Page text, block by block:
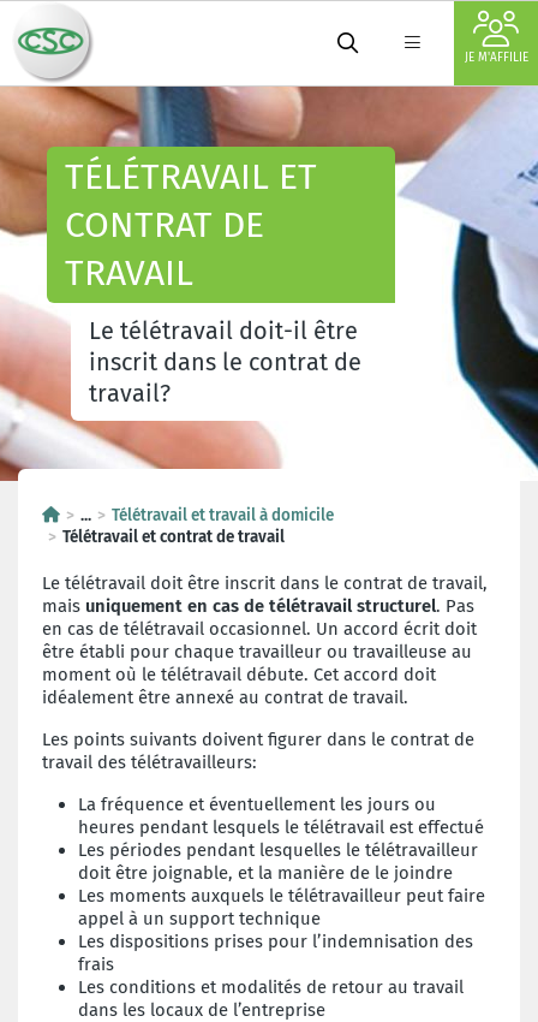
JE M'AFFILIE
TÉLÉTRAVAIL ET
CONTRAT DE
TRAVAIL
Le télétravail doit-il être
inscrit dans le contrat de
travail?
...
Télétravail et travail à domicile
Télétravail et contrat de travail
Le télétravail doit être inscrit dans le contrat de travail,
mais uniquement en cas de télétravail structurel. Pas
en cas de télétravail occasionnel. Un accord écrit doit
être établi pour chaque travailleur ou travailleuse au
moment où le télétravail débute. Cet accord doit
idéalement être annexé au contrat de travail.
Les points suivants doivent figurer dans le contrat de
travail des télétravailleurs:
La fréquence et éventuellement les jours ou
heures pendant lesquels le télétravail est effectué
Les périodes pendant lesquelles le télétravailleur
doit être joignable, et la manière de le joindre
Les moments auxquels le télétravailleur peut faire
appel à un support technique
Les dispositions prises pour l’indemnisation des
frais
Les conditions et modalités de retour au travail
dans les locaux de l’entreprise